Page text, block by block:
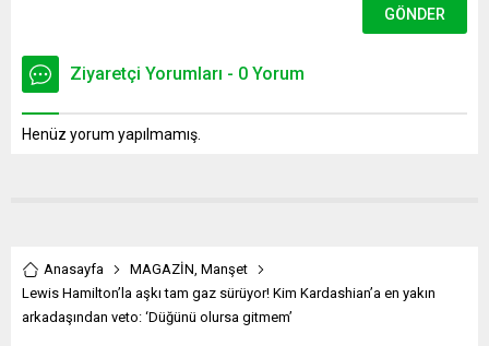
Ziyaretçi Yorumları - 0 Yorum
Henüz yorum yapılmamış.
Anasayfa MAGAZİN, Manşet
Lewis Hamilton’la aşkı tam gaz sürüyor! Kim Kardashian’a en yakın
arkadaşından veto: ‘Düğünü olursa gitmem’